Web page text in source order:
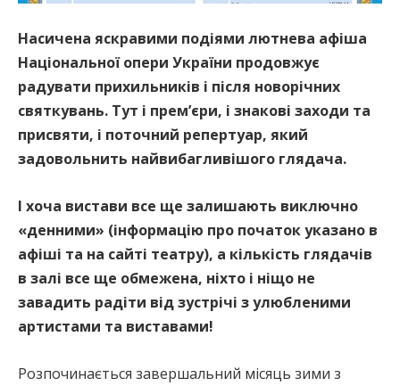
Насичена яскравими подіями лютнева афіша
Національної опери України продовжує
радувати прихильників і після новорічних
святкувань. Тут і прем’єри, і знакові заходи та
присвяти, і поточний репертуар, який
задовольнить найвибагливішого глядача.
І хоча вистави все ще залишають виключно
«денними» (інформацію про початок указано в
афіші та на сайті театру), а кількість глядачів
в залі все ще обмежена, ніхто і ніщо не
завадить радіти від зустрічі з улюбленими
артистами та виставами!
Розпочинається завершальний місяць зими з